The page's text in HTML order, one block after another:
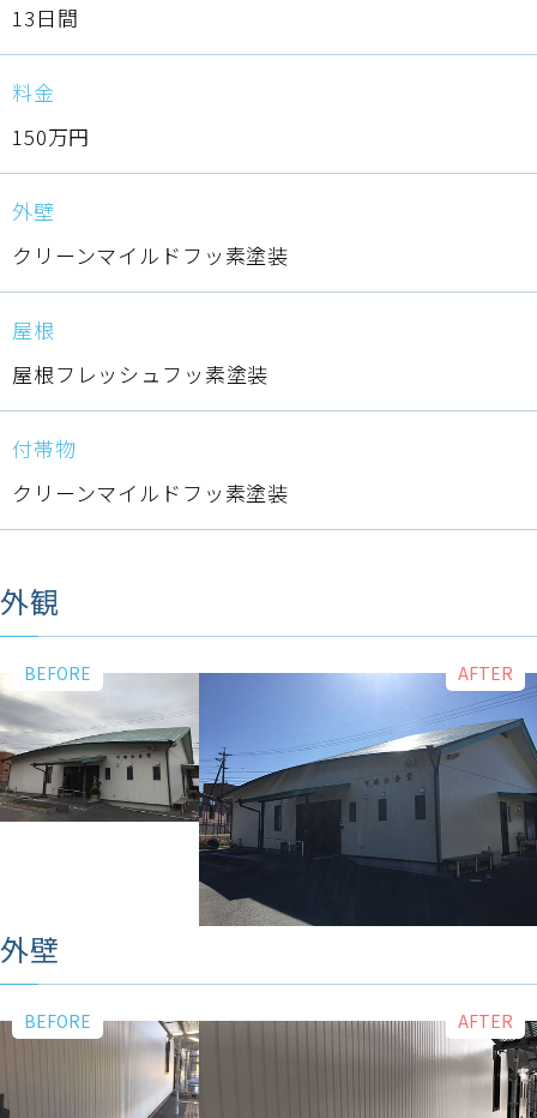
13日間
料金
150万円
外壁
クリーンマイルドフッ素塗装
屋根
屋根フレッシュフッ素塗装
付帯物
クリーンマイルドフッ素塗装
外観
外壁